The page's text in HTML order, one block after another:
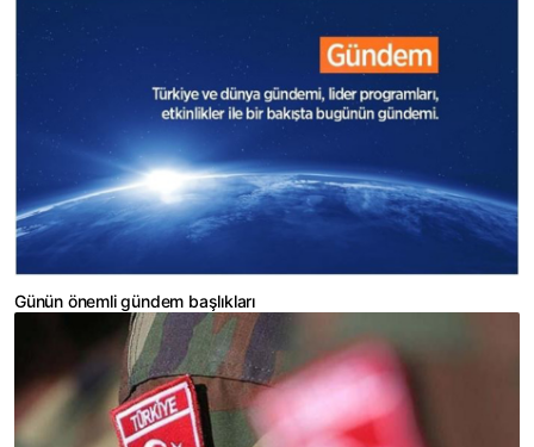
Günün önemli gündem başlıkları